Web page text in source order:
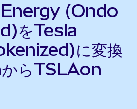
(Ondo
をTesla
に変換
からTSLAon